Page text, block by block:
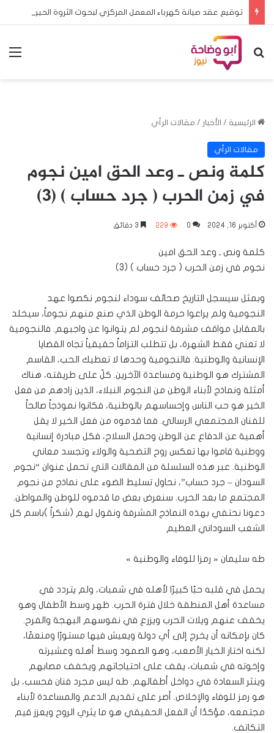
بحث عن
الرئيسية / الأخبار / مقالات الرأي
مقالات الرأي
كلمة ونص ـ وعد الحق امين نجوم
في زمن الحرب ( جرد حساب ) (3)
أكتوبر 16, 2024 0
229
كلمة ونص ـ وعد الحق امين
نجوم في زمن الحرب ( جرد حساب ) (3)
وبمثل سيسجل التاريخ صحائف سوداء لنجوم نكصوا عهد
النجومية ولم يراعوا حرمة الوطن الذي صنع منهم نجوماً، سيخلد
بالمقابل مواقف مشرفة لنجوم لم يتوانوا عن واجبهم. فالنجومية
لا تعني فقط الشهرة، بل تتطلب التزاماً حقيقياً تجاه القضايا
الإنسانية والوطنية. فالنجومية وحدها لا تعطيك الحب، القاسم
المشترك هو الوطنية ومساعدة الآخرين. كلٌ على طريقته، هناك
أمثلة ونماذج لأبناء الوطن من النجوم النبلاء، الذين زادهم من فعل
الخير هو حب الناس وإحساسهم بالوطنية، فكانوا نموذجاً صالحاً
للفنان المجتمعي الرسالي. فما قدموه من فعل الخير لا يقل
أهمية عن الدفاع عن الوطن وحمل السلاح، فكل مبادرة إنسانية
ووطنية قاموا بها تعكس روح التضحية والولاء وتجسد معاني
الوطنية. عبر هذه السلسلة من المقالات التي تحمل عنوان “نجوم
السودان – جرد حساب”، نحاول تسليط الضوء على نماذج من نجوم
المجتمع ما بعد الحرب. سنعرض بعض ما قدموه للوطن والمواطن.
دعونا نحتفي بهذه النماذج المشرفة ونقول لهم (شكراً )باسم كل
الشعب السوداني العظيم
طه سليمان « رمزا للوفاء والوطنية »
يحمل في قلبه حبًا كبيرًا لأهله في شمبات، ولم يتردد في
مساعدة أهل المنطقة خلال فترة الحرب. ظهر وسط الأطفال وهو
يخفف عنهم ويلات الحرب ويزرع في نفوسهم البهجة والفرح.
كان بإمكانه أن يخرج إلى أي دولة ويعيش فيها مستورًا ومنعمًا،
لكنه اختار الخيار الأصعب، وهو الصمود وسط أهله وعشيرته
وإخوته في شمبات، يقف على احتياجاتهم ويخفف مصابهم
وينثر السعادة في دواخل أطفالهم. طه ليس مجرد فنان فحسب، بل
هو رمز للوفاء والإخلاص. أصر على تقديم الدعم والمساعدة لأبناء
مجتمعه، مؤكدًا أن الفعل الحقيقي هو ما يثري الروح ويعزز قيم
التكاتف.